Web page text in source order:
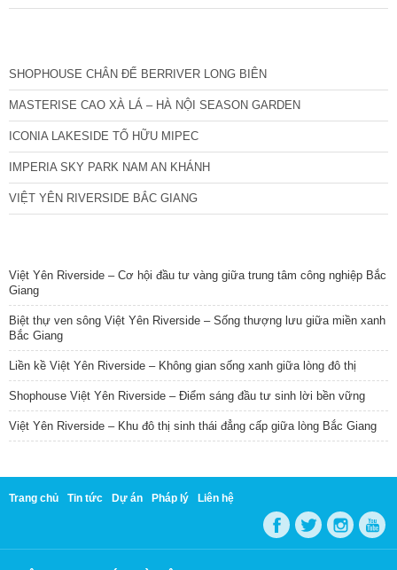
SHOPHOUSE CHÂN ĐẾ BERRIVER LONG BIÊN
MASTERISE CAO XÀ LÁ – HÀ NỘI SEASON GARDEN
ICONIA LAKESIDE TỐ HỮU MIPEC
IMPERIA SKY PARK NAM AN KHÁNH
VIỆT YÊN RIVERSIDE BẮC GIANG
Việt Yên Riverside – Cơ hội đầu tư vàng giữa trung tâm công nghiệp Bắc
Giang
Biệt thự ven sông Việt Yên Riverside – Sống thượng lưu giữa miền xanh
Bắc Giang
Liền kề Việt Yên Riverside – Không gian sống xanh giữa lòng đô thị
Shophouse Việt Yên Riverside – Điểm sáng đầu tư sinh lời bền vững
Việt Yên Riverside – Khu đô thị sinh thái đẳng cấp giữa lòng Bắc Giang
Trang chủ Tin tức Dự án Pháp lý Liên hệ